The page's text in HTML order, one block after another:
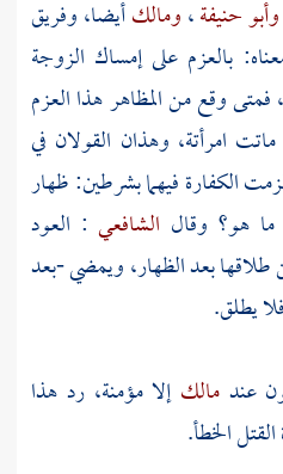
وأبو حنيفة،ومالكأيضا، وفريق
بالعزم على إمساك الزوجة
فمتى وقع من المظاهر هذا العزم
امرأتة، وهذان القولان في
الكفارة فيهما بشرطين: ظهار
هو؟ وقال الشافعي : العود
بعد الظهار، ويمضي -بعد
يطلق.
عند مالكإلا مؤمنة، رد هذا
الخطأ.